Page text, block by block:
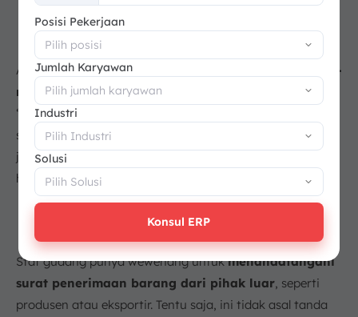
Manajemen Barang dan Pemeriksaan Rutin
Aktivitas utama di gudang
berpusat pada arus keluar-
masuk barang . Di sini, staf gudang berperan sebagai
“penjaga gerbang” yang mencatat setiap detail barang
saat proses bongkar muat. Bukan cuma soal jumlah, tapi
juga harus teliti soal nama, jenis barang, asal pengirim,
hingga ketepatan waktu sampainya barang tersebut.
Administrasi dan Penerimaan Barang
Staf gudang punya wewenang untukmenandatangani
surat penerimaan barang dari pihak luar , seperti
produsen atau eksportir. Tentu saja, ini tidak asal tanda
+62
Posisi Pekerjaan
Jumlah Karyawan
Industri
Solusi
Konsul ERP